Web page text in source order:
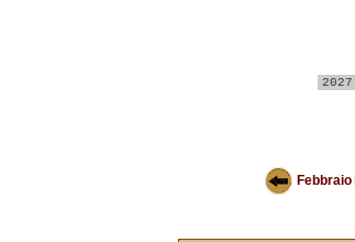
Febbraio